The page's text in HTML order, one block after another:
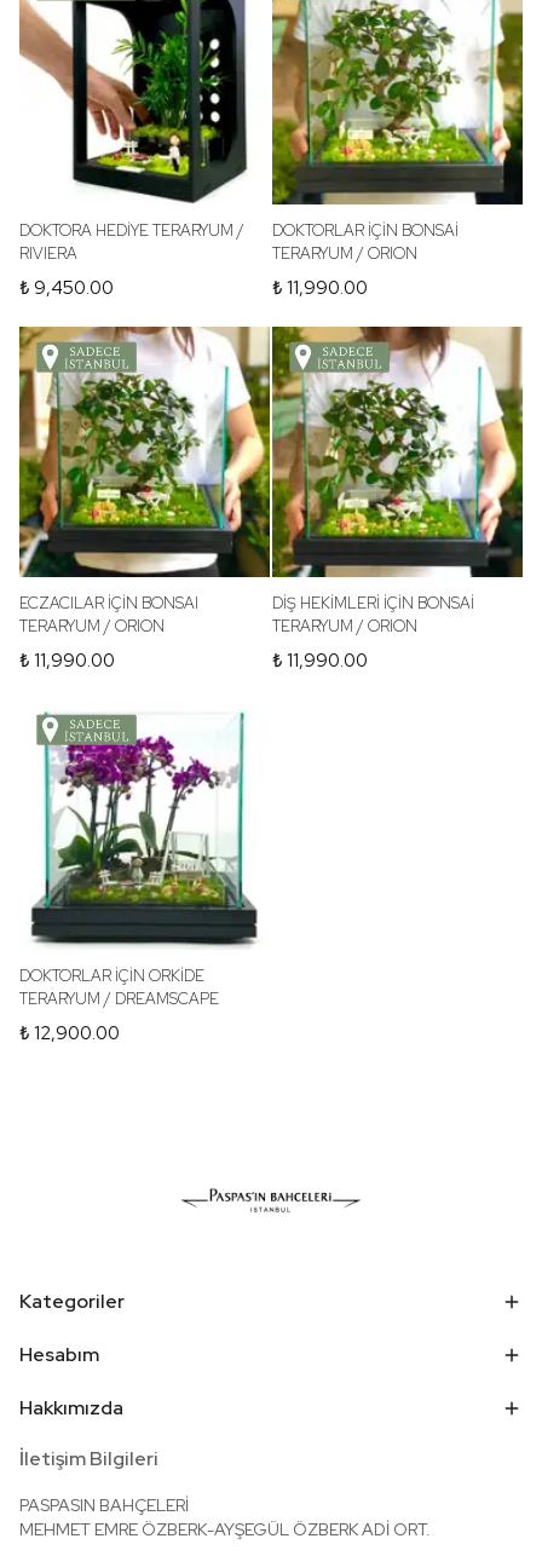
DOKTORA HEDİYE TERARYUM /
RIVIERA
₺ 9,450.00
DOKTORLAR İÇİN BONSAİ
TERARYUM / ORION
₺ 11,990.00
ECZACILAR İÇİN BONSAI
TERARYUM / ORION
₺ 11,990.00
DİŞ HEKİMLERİ İÇİN BONSAİ
TERARYUM / ORION
₺ 11,990.00
DOKTORLAR İÇİN ORKİDE
TERARYUM / DREAMSCAPE
₺ 12,900.00
Kategoriler
Hesabım
Hakkımızda
İletişim Bilgileri
PASPASIN BAHÇELERİ
MEHMET EMRE ÖZBERK-AYŞEGÜL ÖZBERK ADİ ORT.